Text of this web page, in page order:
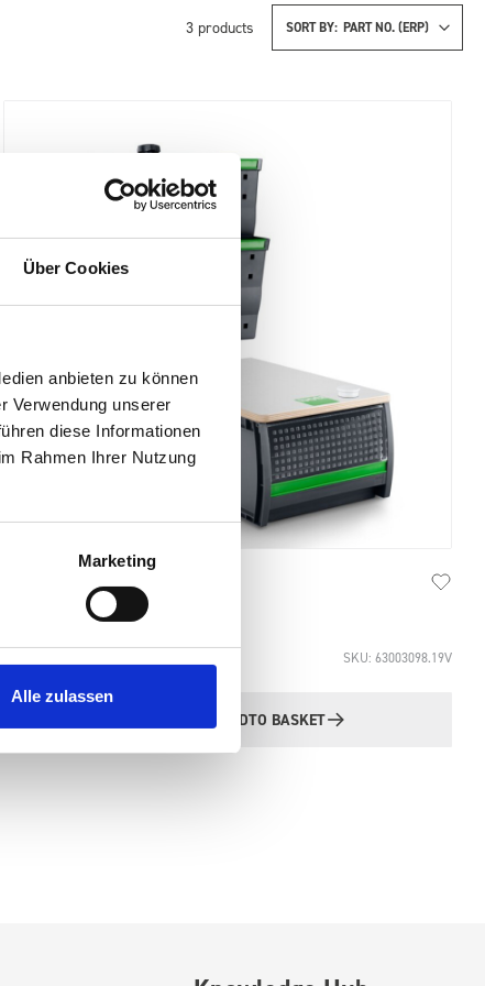
Über Cookies
anbieten zu können
Verwendung unserer
diese Informationen
Rahmen Ihrer Nutzung
Marketing
Alle zulassen
3 products SORT BY:
£174.79 SKU: 63003098.19V
Quantity ADDTO BASKET